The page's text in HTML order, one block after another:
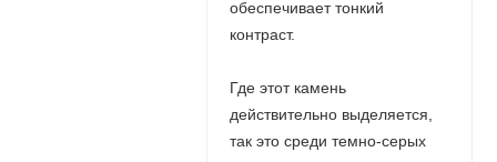
обеспечивает тонкий
контраст.
Где этот камень
действительно выделяется,
так это среди темно-серых